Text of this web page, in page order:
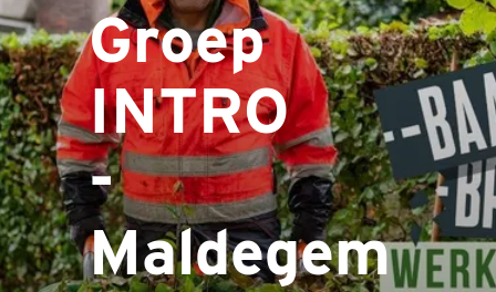
Groep
INTRO
-
Maldegem